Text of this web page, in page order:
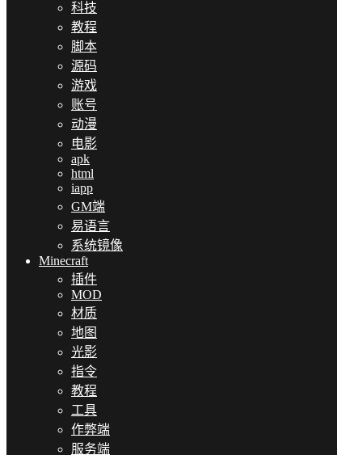
科技
教程
脚本
源码
游戏
账号
动漫
电影
apk
html
iapp
GM端
易语言
系统镜像
Minecraft
插件
MOD
材质
地图
光影
指令
教程
工具
作弊端
服务端